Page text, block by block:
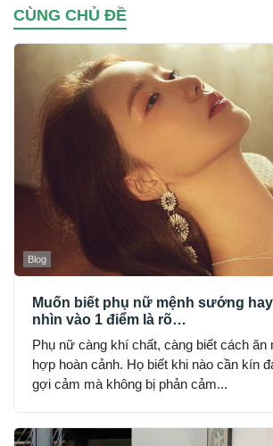
CÙNG CHỦ ĐỀ
Blog
Muốn biết phụ nữ mệnh sướng
nhìn vào 1 điểm là rõ…
Phụ nữ càng khí chất, càng biết cách ăn
hợp hoàn cảnh. Họ biết khi nào cần kín
gợi cảm mà không bị phản cảm...